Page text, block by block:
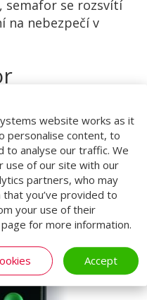
website works as it
personalise content, to
to analyse our traffic. We
use of our site with our
partners, who may
you’ve provided to
your use of their
page for more information.
Accept
semafor se rozsvítí
na nebezpečí v
červeně.
a vyrovnávací
plochu vozidla,
a je bezpečné
může být také